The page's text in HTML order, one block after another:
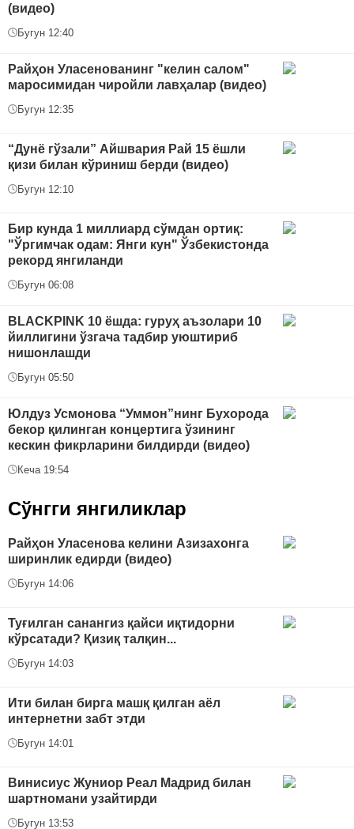
(видео)
Бугун 12:40
Райҳон Уласенованинг "келин салом"
маросимидан чиройли лавҳалар (видео)
Бугун 12:35
“Дунё гўзали” Айшвария Рай 15 ёшли
қизи билан кўриниш берди (видео)
Бугун 12:10
Бир кунда 1 миллиард сўмдан ортиқ:
"Ўргимчак одам: Янги кун" Ўзбекистонда
рекорд янгиланди
Бугун 06:08
BLACKPINK 10 ёшда: гуруҳ аъзолари 10
йиллигини ўзгача тадбир уюштириб
нишонлашди
Бугун 05:50
Юлдуз Усмонова “Уммон”нинг Бухорода
бекор қилинган концертига ўзининг
кескин фикрларини билдирди (видео)
Кеча 19:54
Сўнгги янгиликлар
Райҳон Уласенова келини Азизахонга
ширинлик едирди (видео)
Бугун 14:06
Туғилган санангиз қайси иқтидорни
кўрсатади? Қизиқ талқин...
Бугун 14:03
Ити билан бирга машқ қилган аёл
интернетни забт этди
Бугун 14:01
Винисиус Жуниор Реал Мадрид билан
шартномани узайтирди
Бугун 13:53